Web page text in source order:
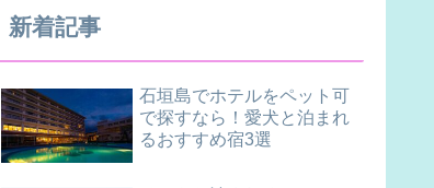
新着記事
石垣島でホテルをペット可
で探すなら！愛犬と泊まれ
るおすすめ宿3選